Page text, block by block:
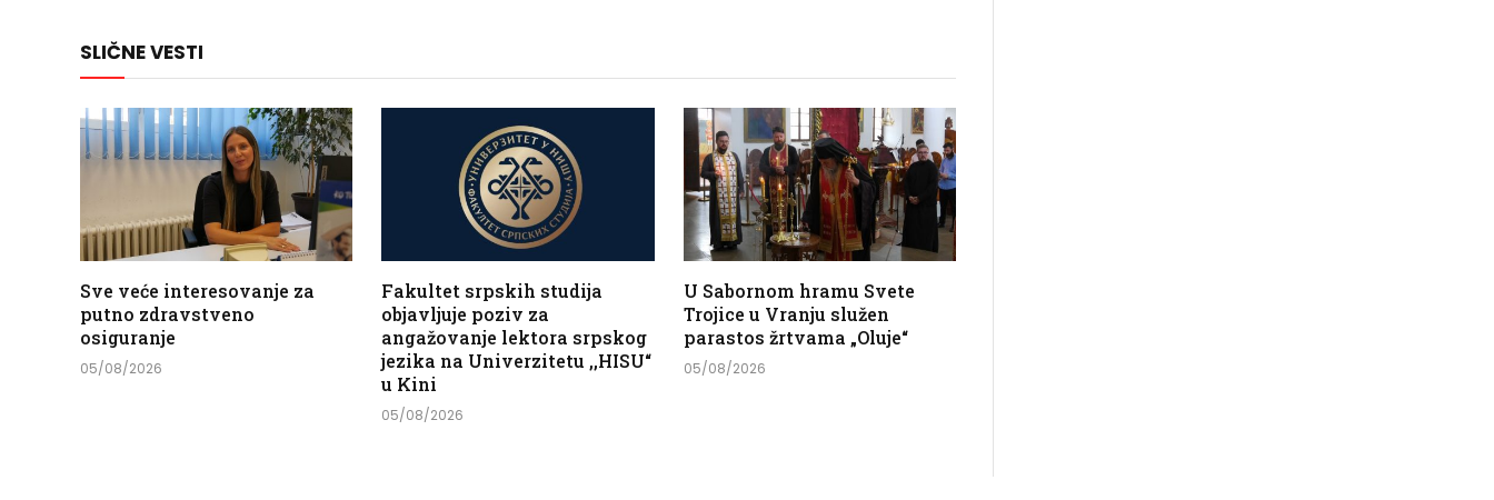
SLIČNE VESTI
Sve veće interesovanje za
putno zdravstveno
osiguranje
05/08/2026
Fakultet srpskih studija
objavljuje poziv za
angažovanje lektora srpskog
jezika na Univerzitetu ,,HISU“
u Kini
05/08/2026
U Sabornom hramu Svete
Trojice u Vranju služen
parastos žrtvama „Oluje“
05/08/2026